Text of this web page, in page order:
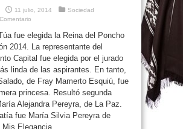
11 julio, 2014
Sociedad
fue elegida la Reina del Poncho
2014. La representante del
Capital fue elegida por el jurado
linda de las aspirantes. En tanto,
de Fray Mamerto Esquiú, fue
princesa. Resultó segunda
Alejandra Pereyra, de La Paz.
fue María Silvia Pereyra de
Mis Elegancia, ...